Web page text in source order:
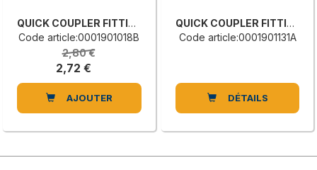
QUICK COUPLER FITTING
Code article:0001901018B
2,80 €
2,72 €
AJOUTER
QUICK COUPLER FITTING
Code article:0001901131A
DÉTAILS